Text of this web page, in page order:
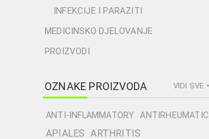
INFEKCIJE I PARAZITI
MEDICINSKO DJELOVANJE
PROIZVODI
OZNAKE PROIZVODA
ANTI-INFLAMMATORY ANTIRHEUMATIC
APIALES ARTHRITIS
VIDI SVE